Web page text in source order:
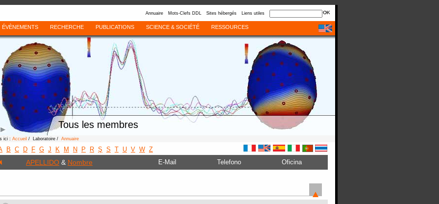
Annuaire Mots-Clefs DDL Sites hébergés Liens utiles
ÉVÈNEMENTS RECHERCHE PUBLICATIONS SCIENCE & SOCIÉTÉ RESSOURCES
Tous les membres
ici : Accueil / Laboratoire / Annuaire
B C D F G J K M N P R Ş S T U V W Z
APELLIDO & Nombre E-Mail Telefono Oficina